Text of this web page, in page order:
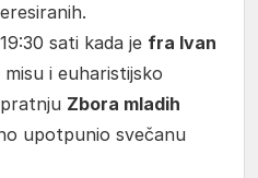
sati kada je fra Ivan
i euharistijsko
Zbora mladih
upotpunio svečanu